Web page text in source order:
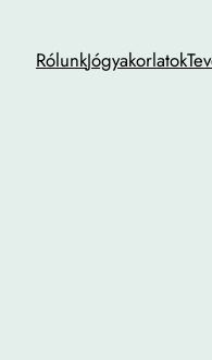
RólunkJógyakorlatok